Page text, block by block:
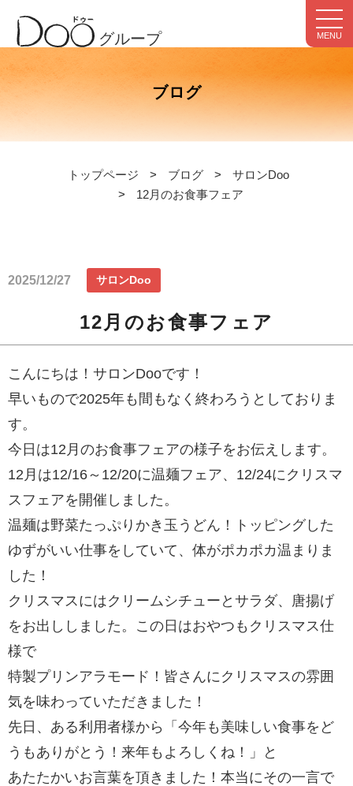
グループ MENU
ブログ
トップページ ブログ
サロンDoo
12月のお食事フェア
2025/12/27 サロンDoo
12月のお食事フェア
こんにちは！サロンDooです！
早いもので2025年も間もなく終わろうとしておりま
す。
今日は12月のお食事フェアの様子をお伝えします。
12月は12/16～12/20に温麺フェア、12/24にクリスマ
スフェアを開催しました。
温麺は野菜たっぷりかき玉うどん！トッピングした
ゆずがいい仕事をしていて、体がポカポカ温まりま
した！
クリスマスにはクリームシチューとサラダ、唐揚げ
をお出ししました。この日はおやつもクリスマス仕
様で
特製プリンアラモード！皆さんにクリスマスの雰囲
気を味わっていただきました！
先日、ある利用者様から「今年も美味しい食事をど
うもありがとう！来年もよろしくね！」と
あたたかいお言葉を頂きました！本当にその一言で